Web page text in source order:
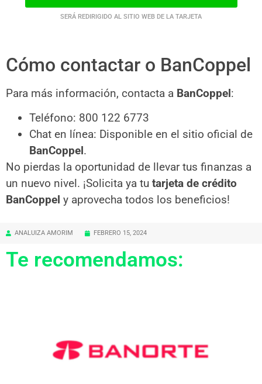
SERÁ REDIRIGIDO AL SITIO WEB DE LA TARJETA
Cómo contactar o BanCoppel
Para más información, contacta a BanCoppel:
Teléfono: 800 122 6773
Chat en línea: Disponible en el sitio oficial de
BanCoppel.
No pierdas la oportunidad de llevar tus finanzas a
un nuevo nivel. ¡Solicita ya tu tarjeta de crédito
BanCoppel y aprovecha todos los beneficios!
ANALUIZA AMORIM FEBRERO 15, 2024
Te recomendamos: